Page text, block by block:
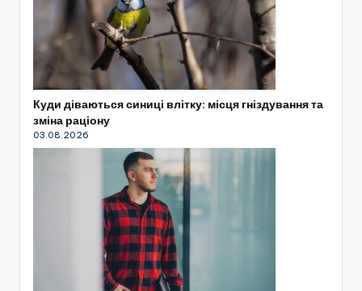
Куди діваються синиці влітку: місця гніздування та
зміна раціону
03.08.2026